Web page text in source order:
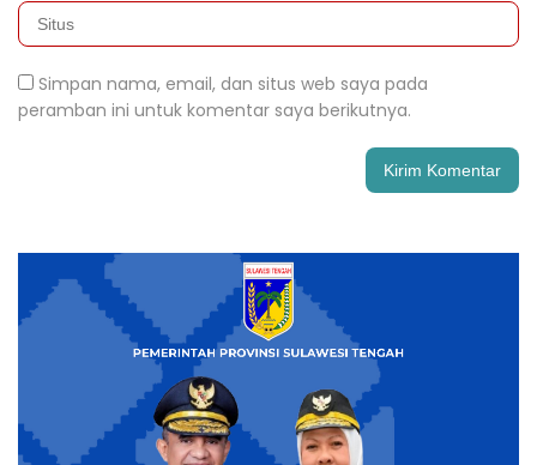
Simpan nama, email, dan situs web saya pada
peramban ini untuk komentar saya berikutnya.